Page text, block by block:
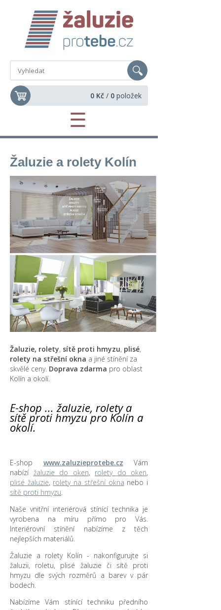
0 Kč / 0 položek
☰
Žaluzie a rolety Kolín
Žaluzie, rolety, sítě proti hmyzu, plisé,
rolety na střešní okna a jiné stínění za
skvělé ceny. Doprava zdarma pro oblast
Kolín a okolí.
E-shop ... žaluzie, rolety a
sítě proti hmyzu pro Kolín a
okolí.
E-shop www.zaluzieprotebe.cz Vám
nabízí žaluzie do oken, rolety do oken,
plisé žaluzie, rolety na střešní okna nebo i
sítě proti hmyzu.
Naše vnitřní interiérová stínící technika je
vyrobena na míru přímo pro Vás.
Interiérovní stínění nabízíme z těch
nejlepších materiálů.
Žaluzie a rolety Kolín - nakonfigurujte si
žaluzii, roletu, plisé žaluzie či sítě proti
hmyzu dle svých rozměrů a barev v pár
bodech.
Nabízíme Vám stínící techniku předního